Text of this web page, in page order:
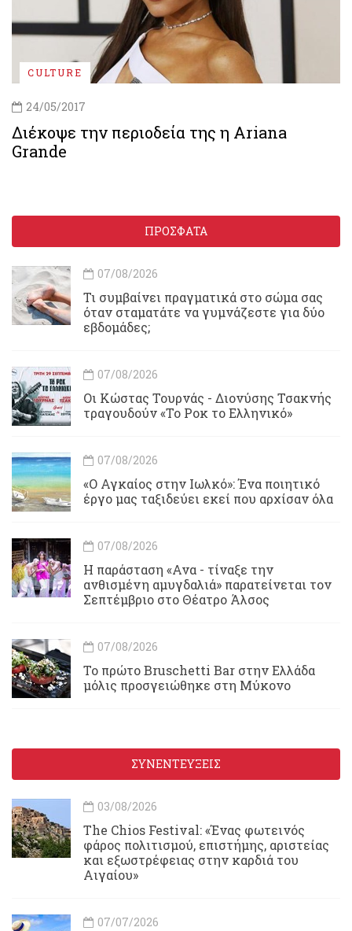
CULTURE
24/05/2017
Διέκοψε την περιοδεία της η Ariana
Grande
ΠΡΟΣΦΑΤΑ
07/08/2026
Τι συμβαίνει πραγματικά στο σώμα σας
όταν σταματάτε να γυμνάζεστε για δύο
εβδομάδες;
07/08/2026
Οι Κώστας Τουρνάς - Διονύσης Τσακνής
τραγουδούν «Το Ροκ το Ελληνικό»
07/08/2026
«Ο Αγκαίος στην Ιωλκό»: Ένα ποιητικό
έργο μας ταξιδεύει εκεί που αρχίσαν όλα
07/08/2026
Η παράσταση «Ανα - τίναξε την
ανθισμένη αμυγδαλιά» παρατείνεται τον
Σεπτέμβριο στο Θέατρο Άλσος
07/08/2026
Το πρώτο Bruschetti Bar στην Ελλάδα
μόλις προσγειώθηκε στη Μύκονο
ΣΥΝΕΝΤΕΥΞΕΙΣ
03/08/2026
Τhe Chios Festival: «Ένας φωτεινός
φάρος πολιτισμού, επιστήμης, αριστείας
και εξωστρέφειας στην καρδιά του
Αιγαίου»
07/07/2026